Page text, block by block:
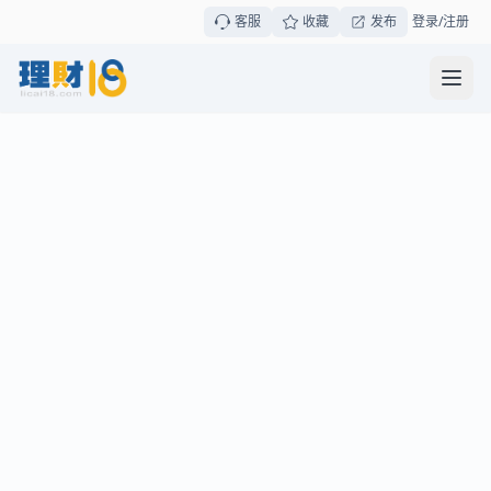
客服 收藏 发布 登录/注册